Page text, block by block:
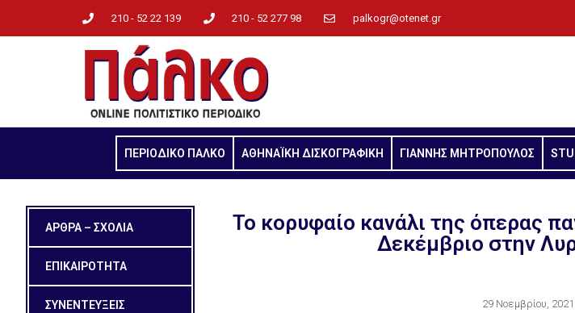
210 - 52 22 139 210 - 52 277 98 palkogr@otenet.gr
ΠΕΡΙΟΔΙΚΟ ΠΑΛΚΟ ΑΘΗΝΑΪΚΗ ΔΙΣΚΟΓΡΑΦΙΚΗ ΓΙΑΝΝΗΣ ΜΗΤΡΟΠΟΥΛΟΣ
ΑΡΘΡΑ – ΣΧΟΛΙΑ
ΕΠΙΚΑΙΡΟΤΗΤΑ
ΣΥΝΕΝΤΕΥΞΕΙΣ
Το κορυφαίο κανάλι της όπερας
Δεκέμβριο στην
29 Νοεμβρίου, 2021